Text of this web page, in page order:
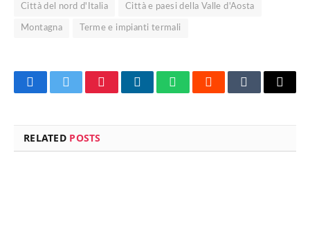
Città del nord d'Italia Città e paesi della Valle d'Aosta
Montagna Terme e impianti termali
FacebookTwitterPinterestLinkedInWhatsAppRedditTumblrEmail
RELATED POSTS